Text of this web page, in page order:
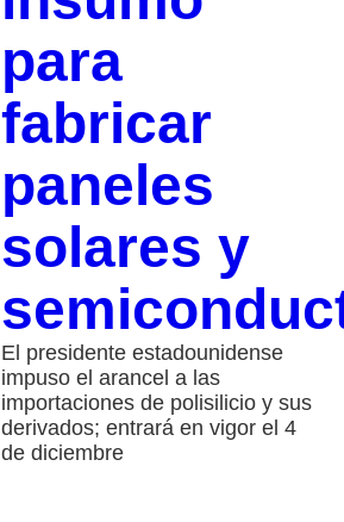
para
fabricar
paneles
solares y
El presidente estadounidense
impuso el arancel a las
importaciones de polisilicio y sus
derivados; entrará en vigor el 4
de diciembre